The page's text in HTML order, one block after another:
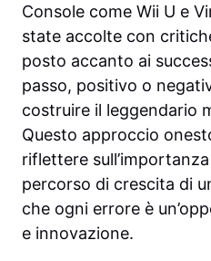
Console come Wii U e
state accolte con
posto accanto ai
passo, positivo o
costruire il leggendario
Questo approccio
riflettere
percorso di crescita di
che ogni errore è
e innovazione.